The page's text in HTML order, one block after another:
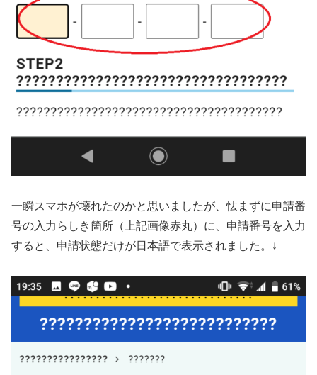
一瞬スマホが壊れたのかと思いましたが、怯まずに申請番
号の入力らしき箇所（上記画像赤丸）に、申請番号を入力
すると、申請状態だけが日本語で表示されました。↓